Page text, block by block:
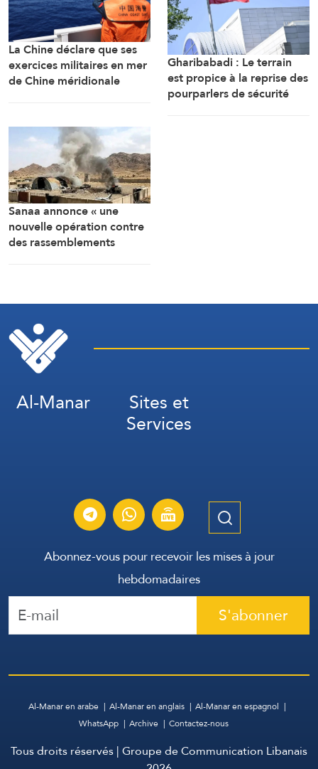
La Chine déclare que ses
exercices militaires en mer
de Chine méridionale
Philippines
Gharibabadi : Le terrain
est propice à la reprise des
pourparlers de sécurité
Sanaa annonce « une
nouvelle opération contre
des rassemblements
Al-Manar Sites et
Services
Abonnez-vous pour recevoir les mises à jour
hebdomadaires
S'abonner
Al-Manar en arabe Al-Manar en anglais
Al-Manar en espagnol
WhatsApp
Archive Contactez-nous
Tous droits réservés | Groupe de Communication Libanais